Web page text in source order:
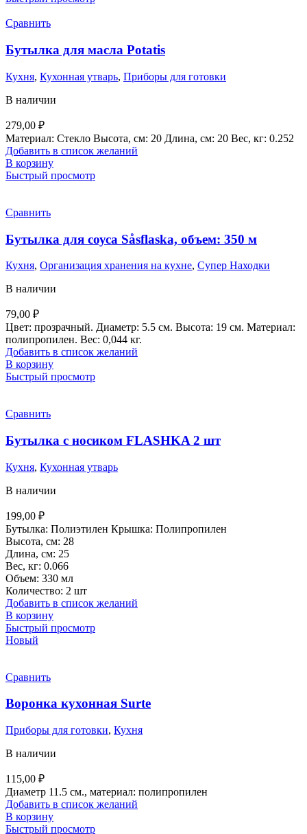
Сравнить
Бутылка для масла Potatis
Кухня, Кухонная утварь, Приборы для готовки
В наличии
279,00 ₽
Материал: Стекло Высота, см: 20 Длина, см: 20 Вес, кг: 0.252
Добавить в список желаний
В корзину
Быстрый просмотр
Сравнить
Бутылка для соуса Såsflaska, объем: 350 м
Кухня, Организация хранения на кухне, Супер Находки
В наличии
79,00 ₽
Цвет: прозрачный. Диаметр: 5.5 см. Высота: 19 см. Материал:
полипропилен. Вес: 0,044 кг.
Добавить в список желаний
В корзину
Быстрый просмотр
Сравнить
Бутылка с носиком FLASHKA 2 шт
Кухня, Кухонная утварь
В наличии
199,00 ₽
Бутылка: Полиэтилен Крышка: Полипропилен
Высота, см: 28
Длина, см: 25
Вес, кг: 0.066
Объем: 330 мл
Количество: 2 шт
Добавить в список желаний
В корзину
Быстрый просмотр
Новый
Сравнить
Воронка кухонная Surte
Приборы для готовки, Кухня
В наличии
115,00 ₽
Диаметр 11.5 см., материал: полипропилен
Добавить в список желаний
В корзину
Быстрый просмотр